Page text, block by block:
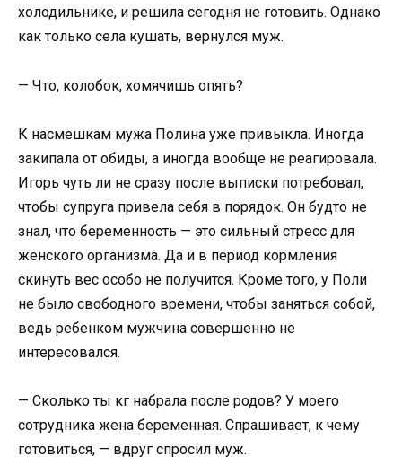
холодильнике, и решила сегодня не готовить. Однако
как только села кушать, вернулся муж.
— Что, колобок, хомячишь опять?
К насмешкам мужа Полина уже привыкла. Иногда
закипала от обиды, а иногда вообще не реагировала.
Игорь чуть ли не сразу после выписки потребовал,
чтобы супруга привела себя в порядок. Он будто не
знал, что беременность — это сильный стресс для
женского организма. Да и в период кормления
скинуть вес особо не получится. Кроме того, у Поли
не было свободного времени, чтобы заняться собой,
ведь ребенком мужчина совершенно не
интересовался.
— Сколько ты кг набрала после родов? У моего
сотрудника жена беременная. Спрашивает, к чему
готовиться, — вдруг спросил муж.